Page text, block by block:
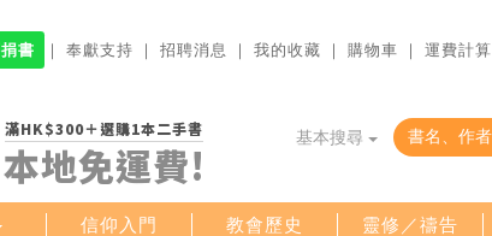
書 ｜ 奉獻支持 ｜ 招聘消息 ｜ 我的收藏 ｜ 購物車 ｜ 運費計算
滿HK$300＋選購1本二手書
本地免運費!
基本搜尋
信仰入門 教會歷史 靈修／禱告